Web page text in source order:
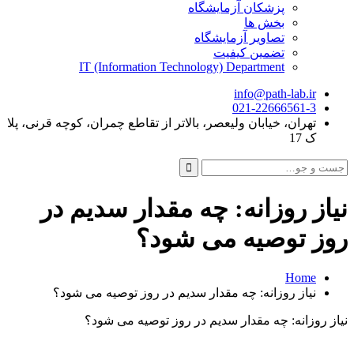
پزشکان آزمایشگاه
بخش ها
تصاویر آزمایشگاه
تضمین کیفیت
IT (Information Technology) Department
info@path-lab.ir
021-22666561-3
تهران، خیابان ولیعصر، بالاتر از تقاطع چمران، کوچه قرنی، پلا
ک 17
جست
و
برای:
نیاز روزانه: چه مقدار سدیم در
روز توصیه می شود؟
Home
نیاز روزانه: چه مقدار سدیم در روز توصیه می شود؟
نیاز روزانه: چه مقدار سدیم در روز توصیه می شود؟